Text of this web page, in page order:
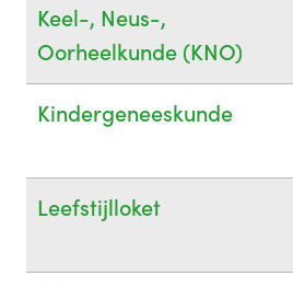
Keel-, Neus-,
Oorheelkunde (KNO)
Kindergeneeskunde
Leefstijlloket